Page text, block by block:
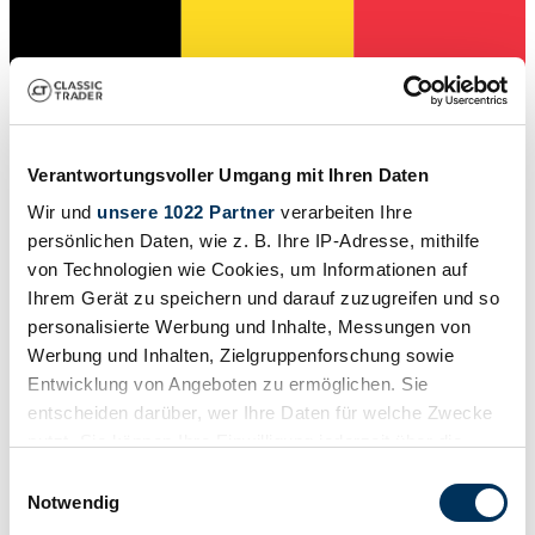
Verantwortungsvoller Umgang mit Ihren Daten
Wir und unsere 1022 Partner verarbeiten Ihre
persönlichen Daten, wie z. B. Ihre IP-Adresse, mithilfe
von Technologien wie Cookies, um Informationen auf
Ihrem Gerät zu speichern und darauf zuzugreifen und so
personalisierte Werbung und Inhalte, Messungen von
Werbung und Inhalten, Zielgruppenforschung sowie
Entwicklung von Angeboten zu ermöglichen. Sie
entscheiden darüber, wer Ihre Daten für welche Zwecke
Trigger Symbol ändern oder widerrufen
Notwendig
Abgelaufenes Inserat